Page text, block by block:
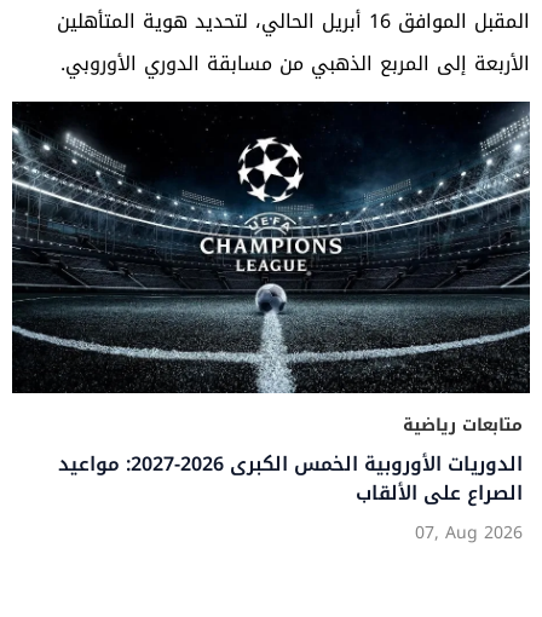
المقبل الموافق 16 أبريل الحالي، لتحديد هوية المتأهلين
الأربعة إلى المربع الذهبي من مسابقة الدوري الأوروبي.
متابعات رياضية
الدوريات الأوروبية الخمس الكبرى 2026-2027: مواعيد
الصراع على الألقاب
07, Aug 2026